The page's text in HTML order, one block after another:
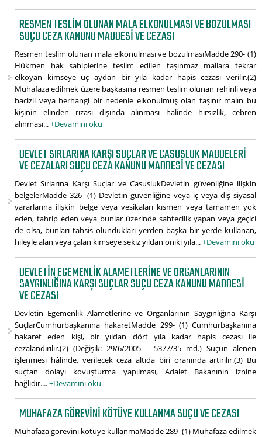
RESMEN TESLIM OLUNAN MALA ELKONULMASI VE BOZULMASI
SUÇU CEZA KANUNU MADDESI VE CEZASI
Resmen teslim olunan mala elkonulması ve bozulmasıMadde 290- (1)
Hükmen hak sahiplerine teslim edilen taşınmaz mallara tekrar
elkoyan kimseye üç aydan bir yıla kadar hapis cezası verilir.(2)
Muhafaza edilmek üzere başkasına resmen teslim olunan rehinli veya
hacizli veya herhangi bir nedenle elkonulmuş olan taşınır malın bu
kişinin elinden rızası dışında alınması halinde hırsızlık, cebren
alınması...+Devamını oku
DEVLET SIRLARINA KARŞI SUÇLAR VE CASUSLUK MADDELERI
VE CEZALARI SUÇU CEZA KANUNU MADDESI VE CEZASI
Devlet Sırlarına Karşı Suçlar ve CasuslukDevletin güvenliğine ilişkin
belgelerMadde 326- (1) Devletin güvenliğine veya iç veya dış siyasal
yararlarına ilişkin belge veya vesikaları kısmen veya tamamen yok
eden, tahrip eden veya bunlar üzerinde sahtecilik yapan veya geçici
de olsa, bunları tahsis olundukları yerden başka bir yerde kullanan,
hileyle alan veya çalan kimseye sekiz yıldan oniki yıla...+Devamını oku
DEVLETIN EGEMENLIK ALAMETLERINE VE ORGANLARININ
SAYGINLIĞINA KARŞI SUÇLAR SUÇU CEZA KANUNU MADDESI
VE CEZASI
Devletin Egemenlik Alametlerine ve Organlarının Saygınlığına Karşı
SuçlarCumhurbaşkanına hakaretMadde 299- (1) Cumhurbaşkanına
hakaret eden kişi, bir yıldan dört yıla kadar hapis cezası ile
cezalandırılır.(2) (Değişik: 29/6/2005 – 5377/35 md.) Suçun alenen
işlenmesi hâlinde, verilecek ceza altıda biri oranında artırılır.(3) Bu
suçtan dolayı kovuşturma yapılması, Adalet Bakanının iznine
bağlıdır....+Devamını oku
MUHAFAZA GÖREVINI KÖTÜYE KULLANMA SUÇU VE CEZASI
Muhafaza görevini kötüye kullanmaMadde 289- (1) Muhafaza edilmek